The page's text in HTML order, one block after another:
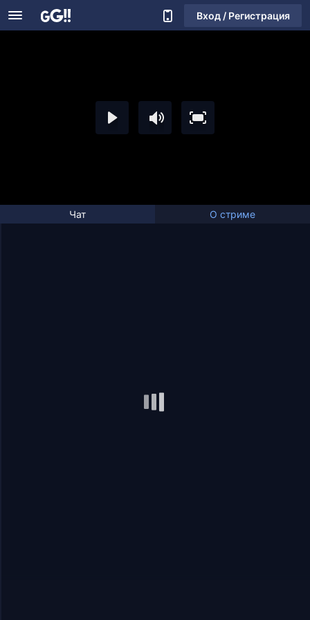
Вход / Регистрация
Чат О стриме